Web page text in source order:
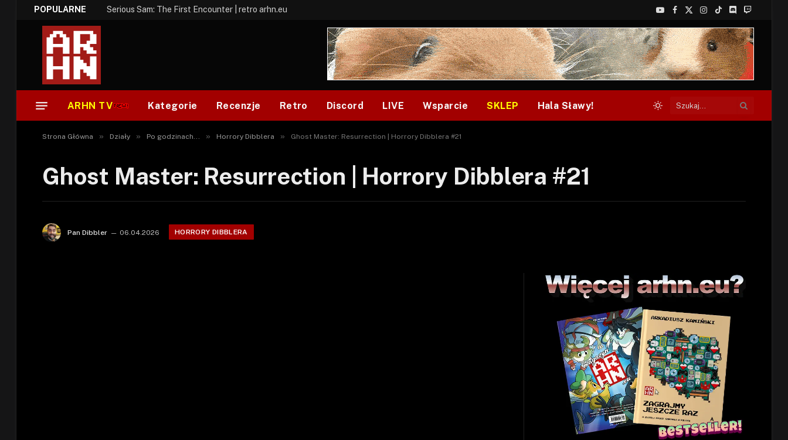
POPULARNE Serious Sam: The First Encounter | retro arhn.eu
YouTube
Facebook
X
(Twitter)
Instagram
TikTokDiscordTwitch
ARHN TV Kategorie Recenzje Retro Discord LIVE Wsparcie SKLEP Hala Sławy!
Strona Główna » Działy » Po godzinach... » Horrory Dibblera » Ghost Master: Resurrection | Horrory Dibblera #21
Ghost Master: Resurrection | Horrory Dibblera #21
Pan Dibbler 06.04.2026 HORRORY DIBBLERA